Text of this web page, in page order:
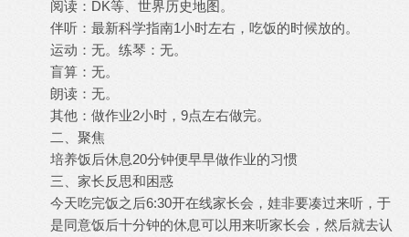
阅读：DK等、世界历史地图。
伴听：最新科学指南1小时左右，吃饭的时候放的。
运动：无。练琴：无。
盲算：无。
朗读：无。
其他：做作业2小时，9点左右做完。
二、聚焦
培养饭后休息20分钟便早早做作业的习惯
三、家长反思和困惑
今天吃完饭之后6:30开在线家长会，娃非要凑过来听，于
是同意饭后十分钟的休息可以用来听家长会，然后就去认